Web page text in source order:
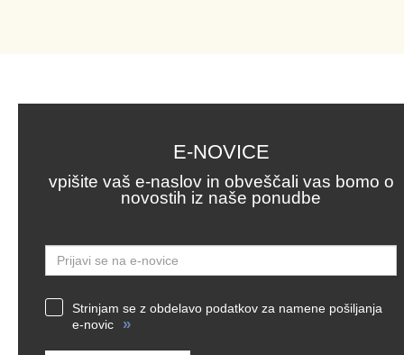
E-NOVICE
vpišite vaš e-naslov in obveščali vas bomo o
novostih iz naše ponudbe
Strinjam se z obdelavo podatkov za namene pošiljanja
e-novic
»